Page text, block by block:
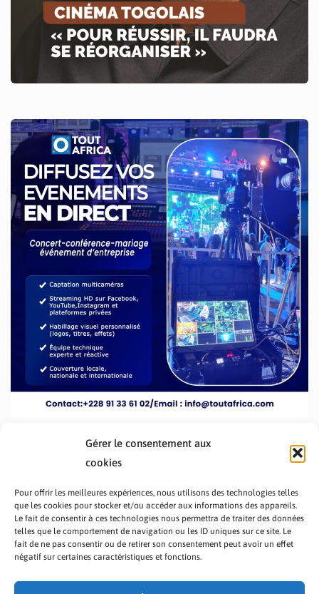
Gérer le consentement aux
cookies
Pour offrir les meilleures expériences, nous utilisons des technologies telles
que les cookies pour stocker et/ou accéder aux informations des appareils.
Le fait de consentir à ces technologies nous permettra de traiter des données
telles que le comportement de navigation ou les ID uniques sur ce site. Le
fait de ne pas consentir ou de retirer son consentement peut avoir un effet
négatif sur certaines caractéristiques et fonctions.
PRÉSENTATION TOUTAFRICA
A PROPOS